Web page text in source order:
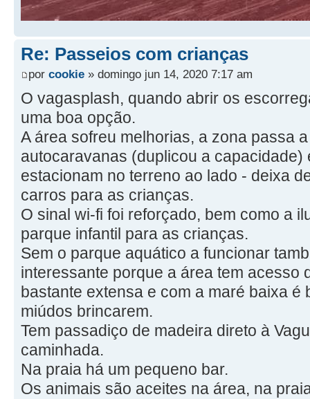
Re: Passeios com crianças
por cookie » domingo jun 14, 2020 7:17 am
O vagasplash, quando abrir os
uma boa opção.
A área sofreu melhorias, a zona passa
autocaravanas (duplicou a capacidade)
estacionam no terreno ao lado - deixa
carros para as crianças.
O sinal wi-fi foi reforçado, bem como a
parque infantil para as crianças.
Sem o parque aquático a funcionar
interessante porque a área tem acesso
bastante extensa e com a maré baixa é
miúdos brincarem.
Tem passadiço de madeira direto à
caminhada.
Na praia há um pequeno bar.
Os animais são aceites na área, na